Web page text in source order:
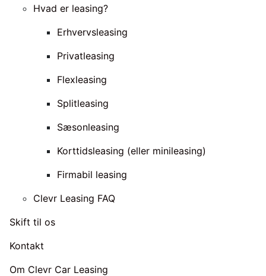
Hvad er leasing?
Erhvervsleasing
Privatleasing
Flexleasing
Splitleasing
Sæsonleasing
Korttidsleasing (eller minileasing)
Firmabil leasing
Clevr Leasing FAQ
Skift til os
Kontakt
Om Clevr Car Leasing